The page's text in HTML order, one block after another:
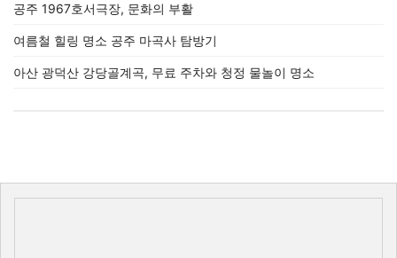
공주 1967호서극장, 문화의 부활
여름철 힐링 명소 공주 마곡사 탐방기
아산 광덕산 강당골계곡, 무료 주차와 청정 물놀이 명소